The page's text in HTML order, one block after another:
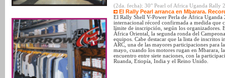
(2da. fecha): 30° Pearl of Africa Uganda Rally
El Rally Pearl arranca en Mbarara.
El Rally Shell V-Power Perla de África
internacional récord confirmada a medida que
límite de inscripción, según los organizadores.
África Oriental, la segunda ronda del
equipos. Cabe destacar que la lista de inscritos
ARC, una de las mayores participaciones para
mayo, cuando los motores rugan en Mbarara,
encuentro entre siete naciones, con la
Ruanda, Etiopía, India y el Reino Unido.